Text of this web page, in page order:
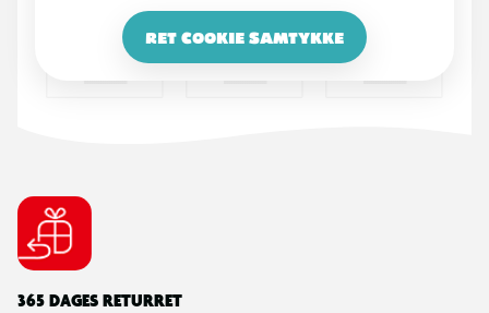
Blød, oppustelig bund for ekstra komfort
RET COOKIE SAMTYKKE
365 DAGES RETURRET